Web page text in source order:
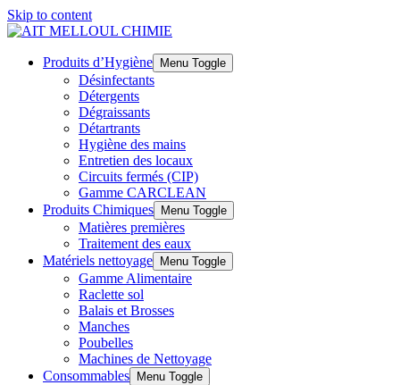
Skip to content
Produits d’Hygiène Menu Toggle
Désinfectants
Détergents
Dégraissants
Détartrants
Hygiène des mains
Entretien des locaux
Circuits fermés (CIP)
Gamme CARCLEAN
Produits Chimiques
Menu Toggle
Matières premières
Traitement des eaux
Matériels nettoyage
Menu Toggle
Gamme Alimentaire
Raclette sol
Balais et Brosses
Manches
Poubelles
Machines de Nettoyage
Consommables
Menu Toggle